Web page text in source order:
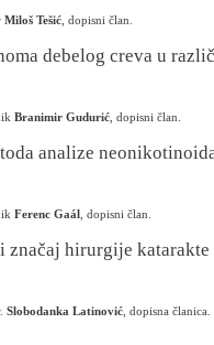
Miloš Tešić , dopisni član.
debelog creva u
Branimir Gudurić , dopisni član.
analize
Ferenc Gaál , dopisni član.
značaj hirurgije
Slobodanka Latinović , dopisna članica.